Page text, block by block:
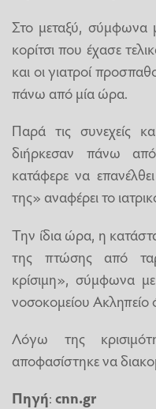
Στο μεταξύ, σύμφωνα
κορίτσι που έχασε
και οι γιατροί
πάνω από μία ώρα.
Παρά τις συνεχείς
διήρκεσαν πάνω
κατάφερε να
της» αναφέρει το
Την ίδια ώρα, η
της πτώσης από
κρίσιμη», σύμφωνα
νοσοκομείου
Λόγω της
αποφασίστηκε να
Πηγή:cnn.gr